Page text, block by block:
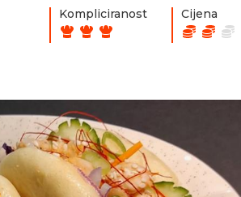
Kompliciranost Cijena